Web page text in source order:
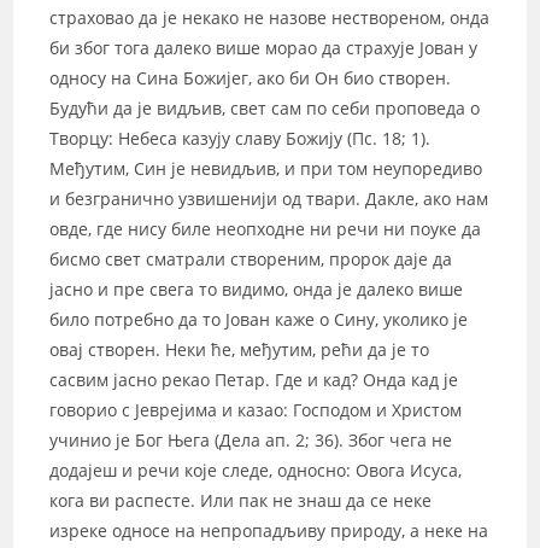
страховао да је некако не назове нествореном, онда
би због тога далеко више морао да страхује Јован у
односу на Сина Божијег, ако би Он био створен.
Будући да је видљив, свет сам по себи проповеда о
Творцу: Небеса казују славу Божију (Пс. 18; 1).
Међутим, Син је невидљив, и при том неупоредиво
и безгранично узвишенији од твари. Дакле, ако нам
овде, где нису биле неопходне ни речи ни поуке да
бисмо свет сматрали створеним, пророк даје да
јасно и пре свега то видимо, онда је далеко више
било потребно да то Јован каже о Сину, уколико је
овај створен. Неки ће, међутим, рећи да је то
сасвим јасно рекао Петар. Где и кад? Онда кад је
говорио с Јеврејима и казао: Господом и Христом
учинио је Бог Њега (Дела ап. 2; 36). Због чега не
додајеш и речи које следе, односно: Овога Исуса,
кога ви распесте. Или пак не знаш да се неке
изреке односе на непропадљиву природу, а неке на